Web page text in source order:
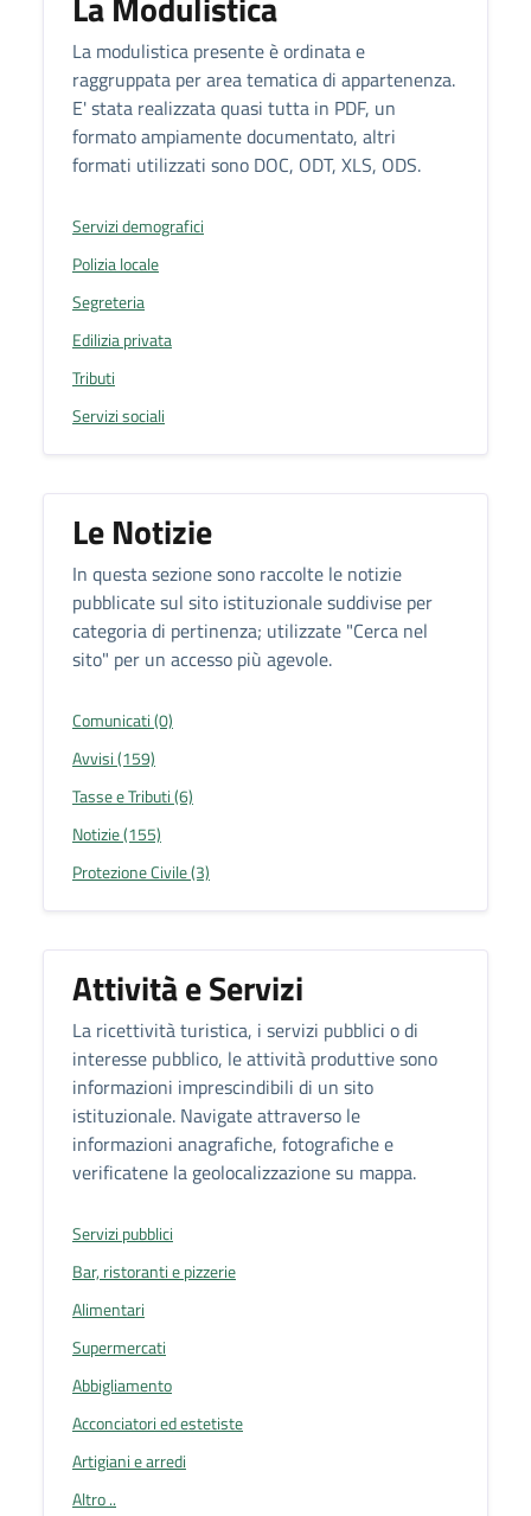
La modulistica presente è ordinata e
raggruppata per area tematica di appartenenza.
E' stata realizzata quasi tutta in PDF, un
formato ampiamente documentato, altri
formati utilizzati sono DOC, ODT, XLS, ODS.
Servizi demografici
Polizia locale
Segreteria
Edilizia privata
Tributi
Servizi sociali
Le Notizie
In questa sezione sono raccolte le notizie
pubblicate sul sito istituzionale suddivise per
categoria di pertinenza; utilizzate "Cerca nel
sito" per un accesso più agevole.
Comunicati (0)
Avvisi (159)
Tasse e Tributi (6)
Notizie (155)
Protezione Civile (3)
Attività e Servizi
La ricettività turistica, i servizi pubblici o di
interesse pubblico, le attività produttive sono
informazioni imprescindibili di un sito
istituzionale. Navigate attraverso le
informazioni anagrafiche, fotografiche e
verificatene la geolocalizzazione su mappa.
Servizi pubblici
Bar, ristoranti e pizzerie
Alimentari
Supermercati
Abbigliamento
Acconciatori ed estetiste
Artigiani e arredi
Altro ..